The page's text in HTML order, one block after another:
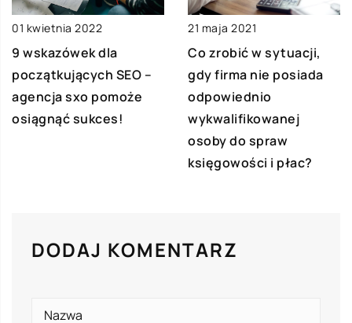
01 kwietnia 2022
9 wskazówek dla
początkujących SEO –
agencja sxo pomoże
osiągnąć sukces!
21 maja 2021
Co zrobić w sytuacji,
gdy firma nie posiada
odpowiednio
wykwalifikowanej
osoby do spraw
księgowości i płac?
DODAJ KOMENTARZ